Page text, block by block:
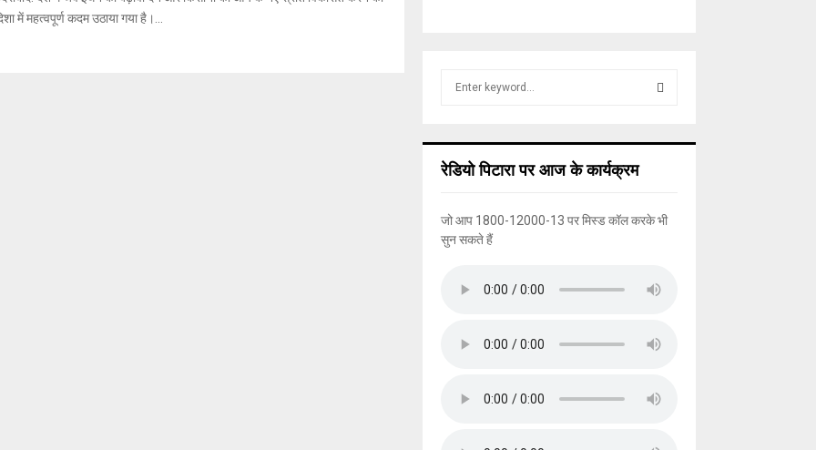
में महत्वपूर्ण कदम उठाया गया है।...
h
रेडियो पिटारा पर आज के कार्यक्रम
जो आप 1800-12000-13 पर मिस्ड कॉल करके भी
सुन सकते हैं